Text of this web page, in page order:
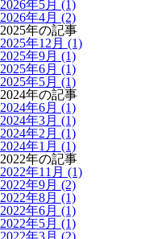
2026年5月 (1)
2026年4月 (2)
2025年の記事
2025年12月 (1)
2025年9月 (1)
2025年6月 (1)
2025年5月 (1)
2024年の記事
2024年6月 (1)
2024年3月 (1)
2024年2月 (1)
2024年1月 (1)
2022年の記事
2022年11月 (1)
2022年9月 (2)
2022年8月 (1)
2022年6月 (1)
2022年5月 (1)
2022年3月 (2)